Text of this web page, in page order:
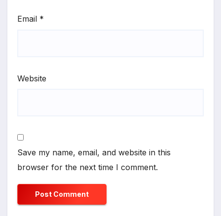
Email *
Website
Save my name, email, and website in this
browser for the next time I comment.